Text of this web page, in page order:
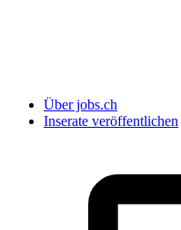
Über jobs.ch
Inserate veröffentlichen